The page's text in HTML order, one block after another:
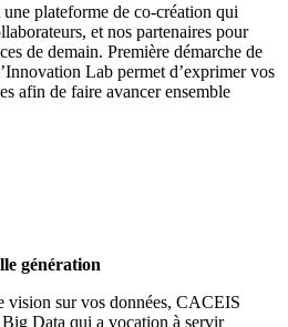
plateforme de co-création qui
et nos partenaires pour
de demain. Première démarche de
Lab permet d’exprimer vos
afin de faire avancer ensemble
génération
vision sur vos données, CACEIS
Data qui a vocation à servir